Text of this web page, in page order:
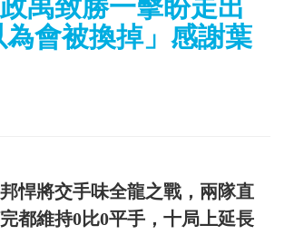
禹致勝一擊盼走出
會被換掉」感謝葉
悍將交手味全龍之戰，兩隊直
都維持0比0平手，十局上延長